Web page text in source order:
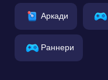
Аркади
Раннери